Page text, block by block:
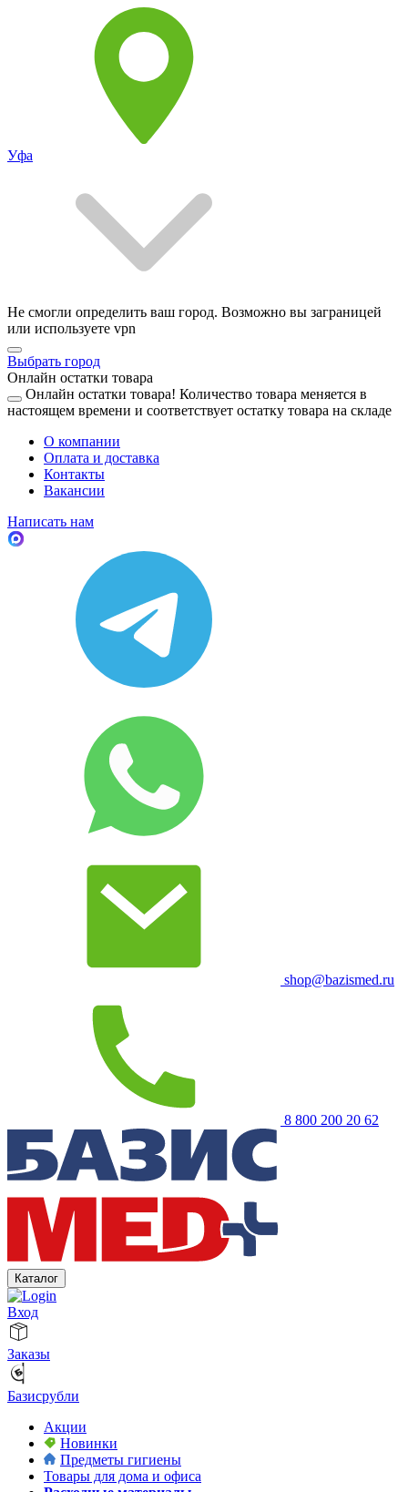
Уфа
Не смогли определить ваш город. Возможно вы заграницей
или используете vpn
Выбрать город
Онлайн остатки товара
Онлайн остатки товара! Количество товара меняется в
настоящем времени и соответствует остатку товара на складе
О компании
Оплата и доставка
Контакты
Вакансии
Написать нам
shop@bazismed.ru
8 800 200 20 62
Каталог
Вход
Заказы
Базисрубли
Акции
Новинки
Предметы гигиены
Товары для дома и офиса